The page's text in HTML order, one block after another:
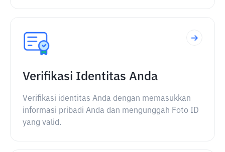
Verifikasi Identitas Anda
Verifikasi identitas Anda dengan memasukkan
informasi pribadi Anda dan mengunggah Foto ID
yang valid.